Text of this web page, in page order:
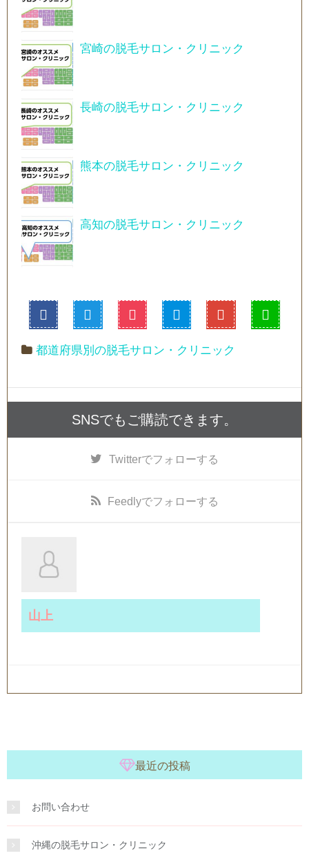
宮崎の脱毛サロン・クリニック
長崎の脱毛サロン・クリニック
熊本の脱毛サロン・クリニック
高知の脱毛サロン・クリニック
都道府県別の脱毛サロン・クリニック
SNSでもご購読できます。
Twitterでフォローする
Feedlyでフォローする
山上
最近の投稿
お問い合わせ
沖縄の脱毛サロン・クリニック